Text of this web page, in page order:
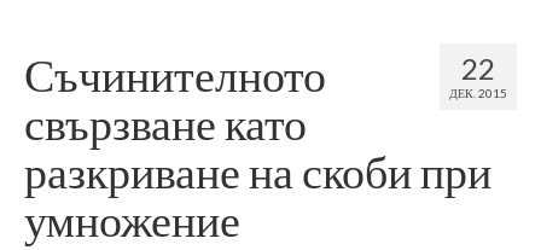
22
ДЕК. 2015
Съчинителното
свързване като
разкриване на скоби при
умножение